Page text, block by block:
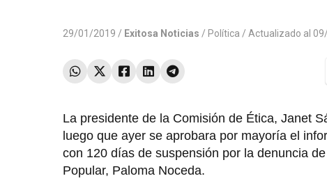
29/01/2019 / Exitosa Noticias / Política / Actualizado al
La presidente de la Comisión de Ética, Janet
luego que ayer se aprobara por mayoría el
con 120 días de suspensión por la denuncia
Popular, Paloma Noceda.